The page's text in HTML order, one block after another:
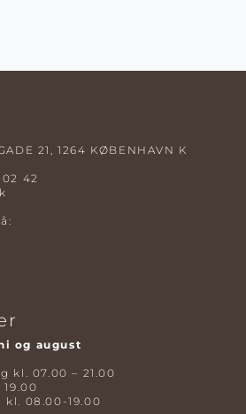
21, 1264 KØBENHAVN K
42
og august
kl. 07.00 – 21.00
kl. 08.00-19.00